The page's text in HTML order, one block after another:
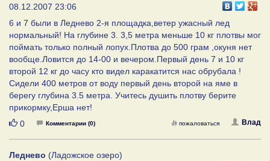
08.12.2007 23:06
6 и 7 были в Леднево 2-я площадка,ветер ужасный лед
нормальный! На глубине 3. 3,5 метра меньше 10 кг плотвы мог
поймать только полный лопух.Плотва до 500 грам ,окуня нет
вообще.Ловится до 14-00 и вечером.Первый день 7 и 10 кг
второй 12 кг до часу кто видел каракатится нас обрубала !
Сидели 400 метров от воду первый день второй на яме в
берегу глубина 3.5 метра. Учитесь душить плотву берите
прикормку,Ерша нет!
Нравится
0 Комментарии (0) Влад
пожаловаться
Леднево (Ладожское озеро)